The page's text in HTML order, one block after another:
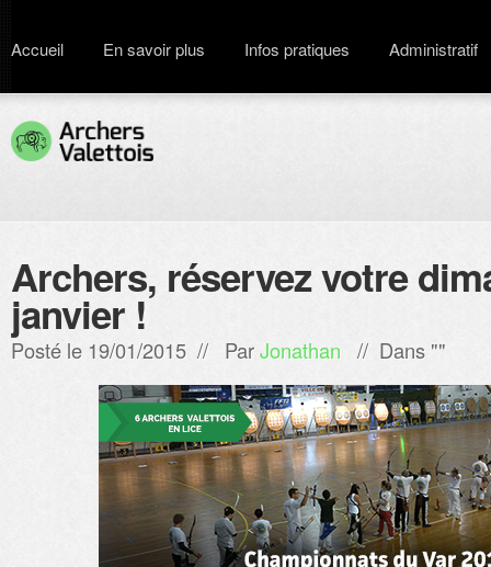
Accueil En savoir plus Infos pratiques Administratif
Archers, réservez votre
janvier !
Posté le 19/01/2015 // ParJonathan // Dans ""